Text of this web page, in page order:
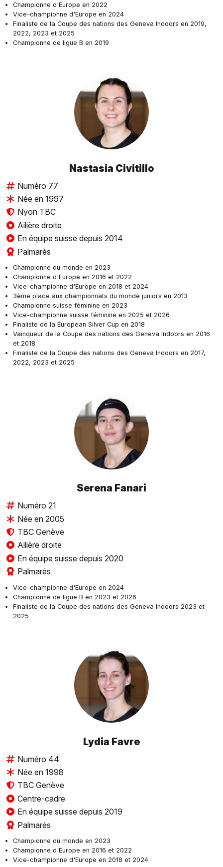
Championne d'Europe en 2022
Vice-championne d'Europe en 2024
Finaliste de la Coupe des nations des Geneva Indoors en 2019,
2022, 2023 et 2025
Championne de ligue B en 2019
Nastasia Civitillo
Numéro 77
Née en 1997
Nyon TBC
Ailière droite
En équipe suisse depuis 2014
Palmarès
Championne du monde en 2023
Championne d'Europe en 2016 et 2022
Vice-championne d'Europe en 2018 et 2024
3ème place aux championnats du monde juniors en 2013
Championne suisse féminine en 2023
Vice-championne suisse féminine en 2025 et 2026
Finaliste de la European Silver Cup en 2018
Vainqueur de la Coupe des nations des Geneva Indoors en 2016
et 2018
Finaliste de la Coupe des nations des Geneva Indoors en 2017,
2022, 2023 et 2025
Serena Fanari
Numéro 21
Née en 2005
TBC Genève
Ailière droite
En équipe suisse depuis 2020
Palmarès
Vice-championne d'Europe en 2024
Championne de ligue B en 2023 et 2026
Finaliste de la Coupe des nations des Geneva Indoors 2023 et
2025
Lydia Favre
Numéro 44
Née en 1998
TBC Genève
Centre-cadre
En équipe suisse depuis 2019
Palmarès
Championne du monde en 2023
Championne d'Europe en 2016 et 2022
Vice-championne d'Europe en 2018 et 2024